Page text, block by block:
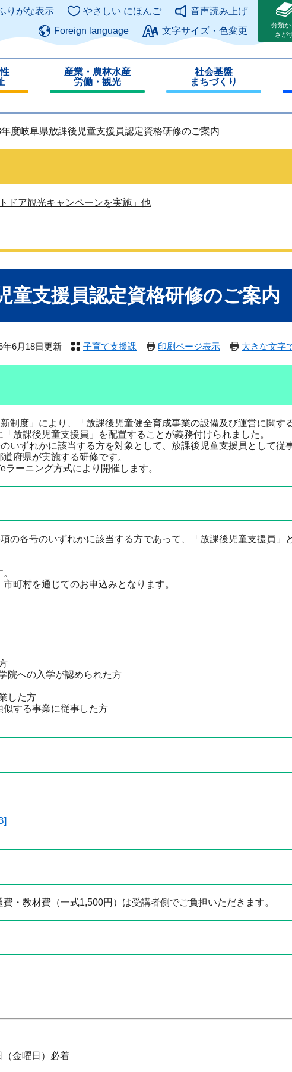
このページの本文へ
りがな表示 やさしい にほんご
音声読み上げ
Foreign language
文字サイズ・色変更
分類か
さが
産業・農林水産
労働・観光
じ
る
社会基盤
まちづくり
じ
る
じ
度岐阜県放課後児童支援員認定資格研修のご案内
ドア観光キャンペーンを実施」他
童支援員認定資格研修のご案内
年6月18日更新 子育て支援課 印刷ページ表示 大きな文字
制度」により、「放課後児童健全育成事業の設備及び運営に関す
放課後児童支援員」を配置することが義務付けられました。
いずれかに該当する方を対象として、放課後児童支援員として従
府県が実施する研修です。
ーニング方式により開催します。
の各号のいずれかに該当する方であって、「放課後児童支援員」
町村を通じてのお申込みとなります。
院への入学が認められた方
した方
する事業に従事した方
・教材費（一式1,500円）は受講者側でご負担いただきます。
金曜日）必着